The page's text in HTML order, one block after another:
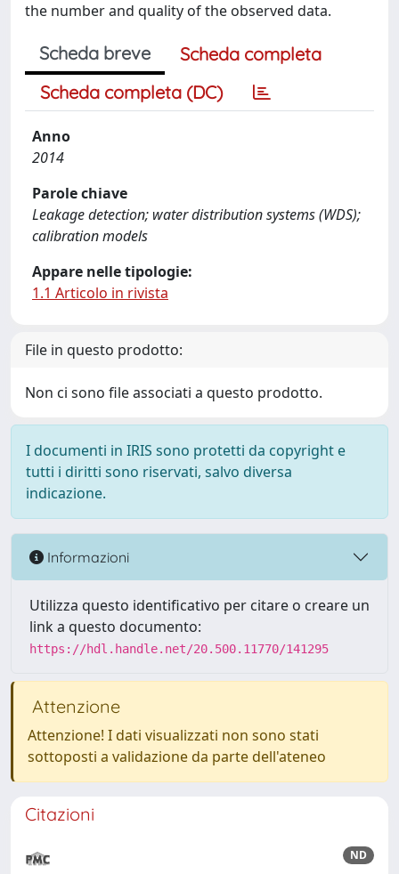
the number and quality of the observed data.
Scheda breve
Scheda completa
Scheda completa (DC)
Anno
2014
Parole chiave
Leakage detection; water distribution systems (WDS);
calibration models
Appare nelle tipologie:
1.1 Articolo in rivista
File in questo prodotto:
Non ci sono file associati a questo prodotto.
I documenti in IRIS sono protetti da copyright e
tutti i diritti sono riservati, salvo diversa
indicazione.
Informazioni
Utilizza questo identificativo per citare o creare un
link a questo documento:
https://hdl.handle.net/20.500.11770/141295
Attenzione
Attenzione! I dati visualizzati non sono stati
sottoposti a validazione da parte dell'ateneo
Citazioni
ND